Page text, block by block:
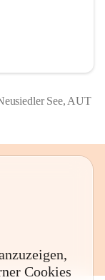
See, AUT
Cookies